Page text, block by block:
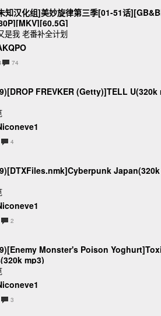
知汉化组]美妙旋律第三季[01-51话
是我 老番补全计划
74
FREVKER (Getty)]TELL U(320k
4
Japan(320k
2
Monster's Poison
mp3)
3